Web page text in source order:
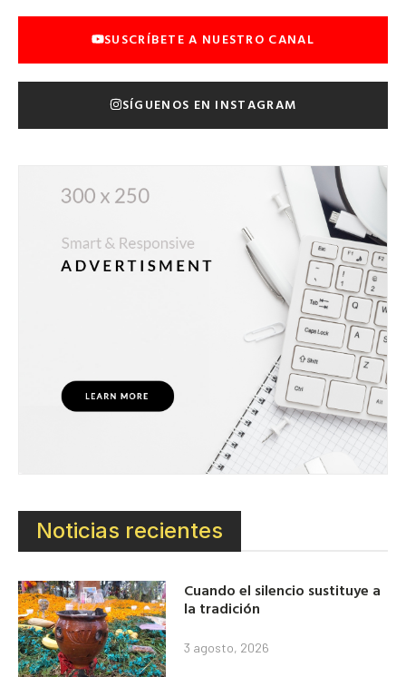
SUSCRÍBETE A NUESTRO CANAL
SÍGUENOS EN INSTAGRAM
Noticias recientes
Cuando el silencio sustituye a
la tradición
3 agosto, 2026